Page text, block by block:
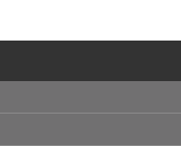
報
目的で利用いたしま
ービスの提供、医療関